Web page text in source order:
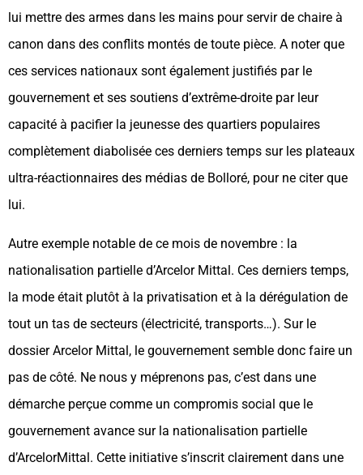
lui mettre des armes dans les mains pour servir de chaire à
canon dans des conflits montés de toute pièce. A noter que
ces services nationaux sont également justifiés par le
gouvernement et ses soutiens d’extrême-droite par leur
capacité à pacifier la jeunesse des quartiers populaires
complètement diabolisée ces derniers temps sur les plateaux
ultra-réactionnaires des médias de Bolloré, pour ne citer que
lui.
Autre exemple notable de ce mois de novembre : la
nationalisation partielle d’Arcelor Mittal. Ces derniers temps,
la mode était plutôt à la privatisation et à la dérégulation de
tout un tas de secteurs (électricité, transports…). Sur le
dossier Arcelor Mittal, le gouvernement semble donc faire un
pas de côté. Ne nous y méprenons pas, c’est dans une
démarche perçue comme un compromis social que le
gouvernement avance sur la nationalisation partielle
d’ArcelorMittal. Cette initiative s’inscrit clairement dans une